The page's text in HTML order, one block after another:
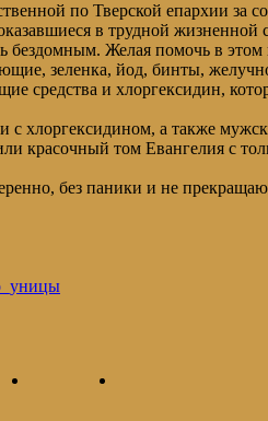
по Тверской епархии за
в трудной жизненной
бездомным. Желая помочь в
зеленка, йод, бинты,
средства и хлоргексидин,
хлоргексидином, а также
красочный том Евангелия с
без паники и не